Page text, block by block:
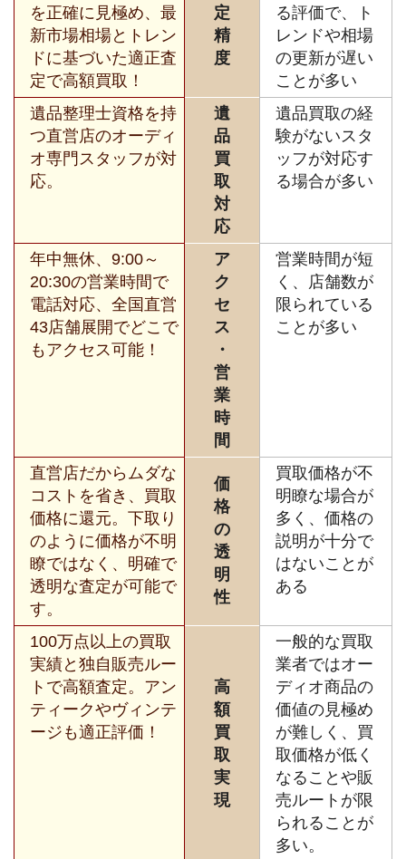
を正確に見極め、最
新市場相場とトレン
ドに基づいた適正査
定で高額買取！
定
精
度
る評価で、ト
レンドや相場
の更新が遅い
ことが多い
遺品整理士資格を持
つ直営店のオーディ
オ専門スタッフが対
応。
遺
品
買
取
対
応
遺品買取の経
験がないスタ
ッフが対応す
る場合が多い
年中無休、9:00～
20:30の営業時間で
電話対応、全国直営
43店舗展開でどこで
もアクセス可能！
ア
ク
セ
ス
・
営
業
時
間
営業時間が短
く、店舗数が
限られている
ことが多い
直営店だからムダな
コストを省き、買取
価格に還元。下取り
のように価格が不明
瞭ではなく、明確で
透明な査定が可能で
す。
価
格
の
透
明
性
買取価格が不
明瞭な場合が
多く、価格の
説明が十分で
はないことが
ある
100万点以上の買取
実績と独自販売ルー
トで高額査定。アン
ティークやヴィンテ
ージも適正評価！
高
額
買
取
実
現
一般的な買取
業者ではオー
ディオ商品の
価値の見極め
が難しく、買
取価格が低く
なることや販
売ルートが限
られることが
多い。